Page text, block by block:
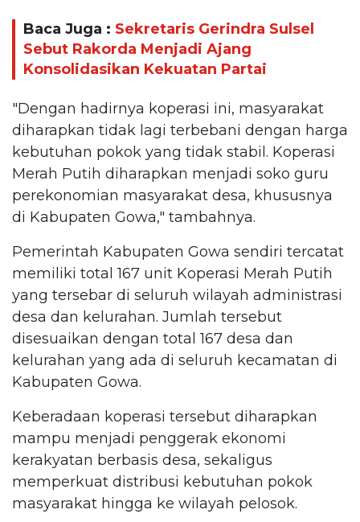
Baca Juga : Sekretaris Gerindra Sulsel
Sebut Rakorda Menjadi Ajang
Konsolidasikan Kekuatan Partai
"Dengan hadirnya koperasi ini, masyarakat
diharapkan tidak lagi terbebani dengan harga
kebutuhan pokok yang tidak stabil. Koperasi
Merah Putih diharapkan menjadi soko guru
perekonomian masyarakat desa, khususnya
di Kabupaten Gowa," tambahnya.
Pemerintah Kabupaten Gowa sendiri tercatat
memiliki total 167 unit Koperasi Merah Putih
yang tersebar di seluruh wilayah administrasi
desa dan kelurahan. Jumlah tersebut
disesuaikan dengan total 167 desa dan
kelurahan yang ada di seluruh kecamatan di
Kabupaten Gowa.
Keberadaan koperasi tersebut diharapkan
mampu menjadi penggerak ekonomi
kerakyatan berbasis desa, sekaligus
memperkuat distribusi kebutuhan pokok
masyarakat hingga ke wilayah pelosok.